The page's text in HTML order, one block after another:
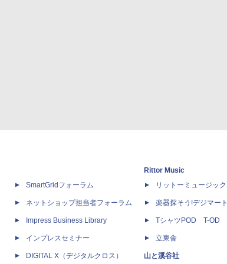
SmartGridフォーラム
ネットショップ担当者フォーラム
Impress Business Library
インプレスセミナー
DIGITAL X（デジタルクロス）
Rittor Music
リットーミュージック
楽器探そう!デジマート
TシャツPOD T-OD
立東舎
山と溪谷社